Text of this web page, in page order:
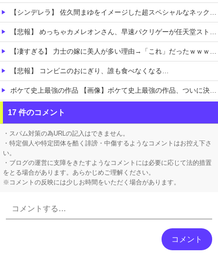
【シンデレラ】 佐久間まゆをイメージした超スペシャルなネックレスが登場する件について
【悲報】 めっちゃカメレオンさん、早速パクリゲーが任天堂ストアに登場してしまう……
【凄すぎる】 力士の嫁に美人が多い理由→「これ」だったｗｗｗｗｗｗｗ
【悲報】 コンビニのおにぎり、誰も食べなくなる…
ボケて史上最強の作品 【画像】ボケて史上最強の作品、ついに決まるｗｗｗｗｗｗｗｗ
【にじさんじ】 舞元、弟への誕生日プレゼントがこちら『いやな兄』『ぶん殴られても文句は言えんやろこれ』
【にじ甲2026】 今の3年モードはKONAMIが意図したバランスなのか気になる
17 件のコメント
・スパム対策の為URLの記入はできません。
・特定個人や特定団体を酷く誹謗・中傷するようなコメントはお控え下さ
い。
・ブログの運営に支障をきたすようなコメントには必要に応じて法的措置
をとる場合があります。あらかじめご理解ください。
※コメントの反映には少しお時間をいただく場合があります。